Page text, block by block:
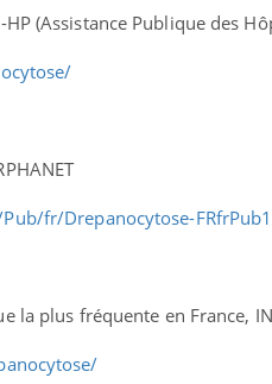
(Assistance Publique des
fr/Drepanocytose-
la plus fréquente en France,